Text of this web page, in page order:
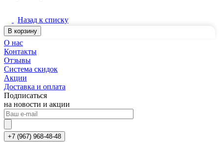
Назад к списку
В корзину
О нас
Контакты
Отзывы
Система скидок
Акции
Доставка и оплата
Подписаться
на новости и акции
+7 (967) 968-48-48